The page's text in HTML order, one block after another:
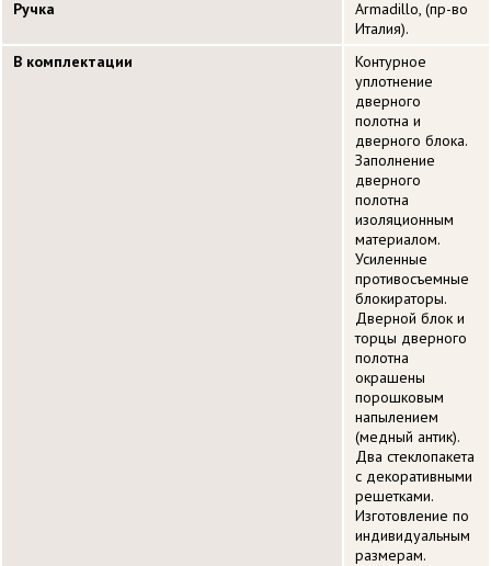
Ручка
Armadillo, (пр-во
Италия).
В комплектации
Контурное
уплотнение
дверного
полотна и
дверного блока.
Заполнение
дверного
полотна
изоляционным
материалом.
Усиленные
противосъемные
блокираторы.
Дверной блок и
торцы дверного
полотна
окрашены
порошковым
напылением
(медный антик).
Два стеклопакета
с декоративными
решетками.
Изготовление по
индивидуальным
размерам.